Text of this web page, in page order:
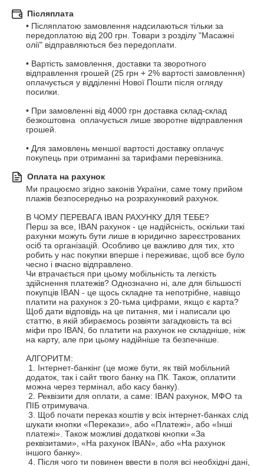
Післяплата
• Післяплатою замовлення надсилаються тільки за
передоплатою від 200 грн. Товари з розділу "Масажні
олії" відправляються без передоплати.
• Вартість замовлення, доставки та зворотного
відправлення грошей (25 грн + 2% вартості замовлення)
оплачується у відділенні Нової Пошти після огляду
посилки.
• При замовленні від 4000 грн доставка склад-склад
безкоштовна  оплачується лише зворотне відправлення
грошей.
• Для замовлень меншої вартості доставку оплачує
покупець при отриманні за тарифами перевізника.
Оплата на рахунок
Ми працюємо згідно законів України, саме тому прийом
плажів безпосередньо на розрахунковий рахунок.
В ЧОМУ ПЕРЕВАГА IBAN РАХУНКУ ДЛЯ ТЕБЕ?
Перш за все, IBAN рахунок - це надійсність, оскільки такі
рахунки можуть бути лише в юридично зареєстрованих
осіб та організацій. Особливо це важливо для тих, хто
робить у нас покупки вперше і переживає, щоб все було
чесно і вчасно відправлено.
Чи втрачається при цьому мобільність та легкість
здійснення платежів? Однозначно ні, але для більшості
покупців IBAN - це щось складне та непотрібне, навіщо
платити на рахунок з 20-тьма цифрами, якщо є карта?
Щоб дати відповідь на це питання, ми і написали цю
статтю, в якій збираємось розвіяти загадковість та всі
міфи про IBAN, бо платити на рахунок не складніше, ніж
на карту, але при цьому надійніше та безпечніше.
АЛГОРИТМ:
додаток, так і сайт твого банку на ПК. Також, оплатити
можна через термінал, або касу банку).
ПІБ отримувача.
шукати кнопки «Перекази», або «Платежі», або «Інші
платежі». Також можливі додаткові кнопки «За
реквізитами», «На рахунок IBAN», або «На рахунок
іншого банку».